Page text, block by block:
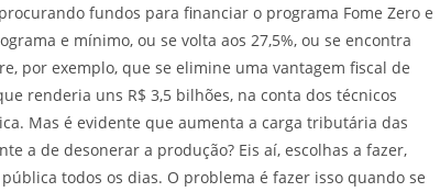
fundos para financiar o programa Fome Zero e
e mínimo, ou se volta aos 27,5%, ou se encontra
por exemplo, que se elimine uma vantagem fiscal de
renderia uns R$ 3,5 bilhões, na conta dos técnicos
Mas é evidente que aumenta a carga tributária das
a de desonerar a produção? Eis aí, escolhas a fazer,
todos os dias. O problema é fazer isso quando se